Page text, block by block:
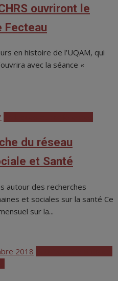
ouvriront le
Fecteau
en histoire de l’UQAM, qui
avec la séance «
du réseau
et Santé
autour des recherches
et sociales sur la santé Ce
sur la...
2018